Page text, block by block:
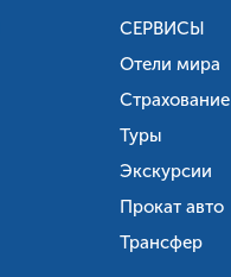
СЕРВИСЫ
Отели мира
Страхование
Туры
Экскурсии
Прокат авто
Трансфер